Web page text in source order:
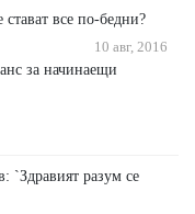
стават все по-бедни?
10 авг, 2016
за начинаещи
`Здравият разум се